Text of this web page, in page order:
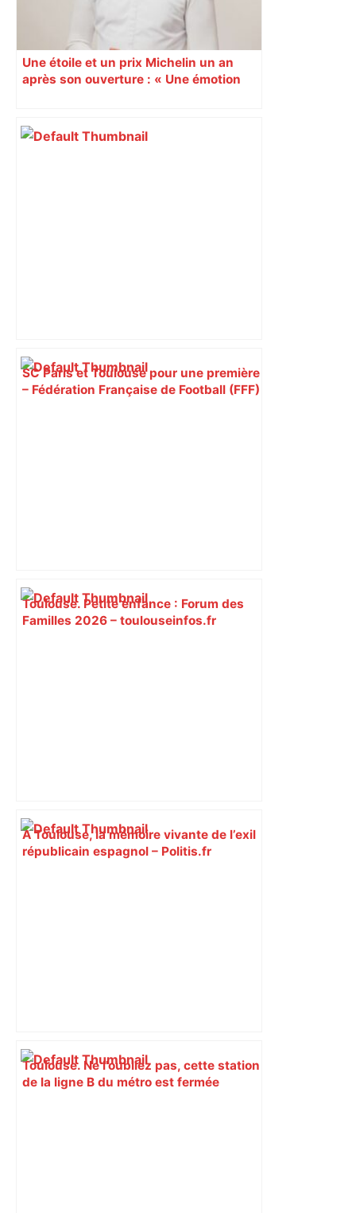
Une étoile et un prix Michelin un an
après son ouverture : « Une émotion
SC Paris et Toulouse pour une première
– Fédération Française de Football (FFF)
Toulouse. Petite enfance : Forum des
Familles 2026 – toulouseinfos.fr
À Toulouse, la mémoire vivante de l’exil
républicain espagnol – Politis.fr
Toulouse. Ne l'oubliez pas, cette station
de la ligne B du métro est fermée